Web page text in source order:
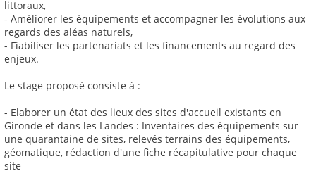
littoraux,
- Améliorer les équipements et accompagner les évolutions aux
regards des aléas naturels,
- Fiabiliser les partenariats et les financements au regard des
enjeux.
Le stage proposé consiste à :
- Elaborer un état des lieux des sites d'accueil existants en
Gironde et dans les Landes : Inventaires des équipements sur
une quarantaine de sites, relevés terrains des équipements,
géomatique, rédaction d'une fiche récapitulative pour chaque
site